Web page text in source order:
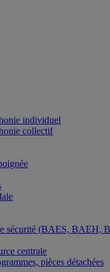
individuel
collectif
sécurité (BAES,
centrale
pièces détachées